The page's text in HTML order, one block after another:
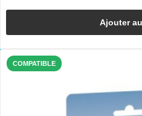
Ajouter
COMPATIBLE